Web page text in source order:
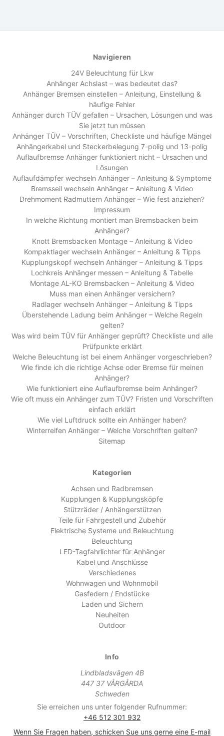
Navigieren
24V Beleuchtung für Lkw
Anhänger Achslast – was bedeutet das?
Anhänger Bremsen einstellen – Anleitung, Einstellung &
häufige Fehler
Anhänger durch TÜV gefallen – Ursachen, Lösungen und was
Sie jetzt tun müssen
Anhänger TÜV – Vorschriften, Checkliste und häufige Mängel
Anhängerkabel und Steckerbelegung 7-polig und 13-polig
Auflaufbremse Anhänger funktioniert nicht – Ursachen und
Lösungen
Auflaufdämpfer wechseln Anhänger – Anleitung & Symptome
Bremsseil wechseln Anhänger – Anleitung & Video
Drehmoment Radmuttern Anhänger – Wie fest anziehen?
Impressum
In welche Richtung montiert man Bremsbacken beim
Anhänger?
Knott Bremsbacken Montage – Anleitung & Video
Kompaktlager wechseln Anhänger – Anleitung & Tipps
Kupplungskopf wechseln Anhänger – Anleitung & Tipps
Lochkreis Anhänger messen – Anleitung & Tabelle
Montage AL-KO Bremsbacken – Anleitung & Video
Muss man einen Anhänger versichern?
Radlager wechseln Anhänger – Anleitung & Tipps
Überstehende Ladung beim Anhänger – Welche Regeln
gelten?
Was wird beim TÜV für Anhänger geprüft? Checkliste und alle
Prüfpunkte erklärt
Welche Beleuchtung ist bei einem Anhänger vorgeschrieben?
Wie finde ich die richtige Achse oder Bremse für meinen
Anhänger?
Wie funktioniert eine Auflaufbremse beim Anhänger?
Wie oft muss ein Anhänger zum TÜV? Fristen und Vorschriften
einfach erklärt
Wie viel Luftdruck sollte ein Anhänger haben?
Winterreifen Anhänger – Welche Vorschriften gelten?
Sitemap
Kategorien
Achsen und Radbremsen
Kupplungen & Kupplungsköpfe
Stützräder / Anhängerstützen
Teile für Fahrgestell und Zubehör
Elektrische Systeme und Beleuchtung
Beleuchtung
LED-Tagfahrlichter für Anhänger
Kabel und Anschlüsse
Verschiedenes
Wohnwagen und Wohnmobil
Gasfedern / Endstücke
Laden und Sichern
Neuheiten
Outdoor
Info
Lindbladsvägen 4B
447 37 VÅRGÅRDA
Schweden
Sie erreichen uns unter folgender Rufnummer:
+46 512 301 932
Wenn Sie Fragen haben, schicken Sue uns gerne eine E-mail